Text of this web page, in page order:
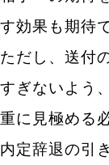
す効果も期待
ただし、送付
すぎないよう
重に見極める
内定辞退の引